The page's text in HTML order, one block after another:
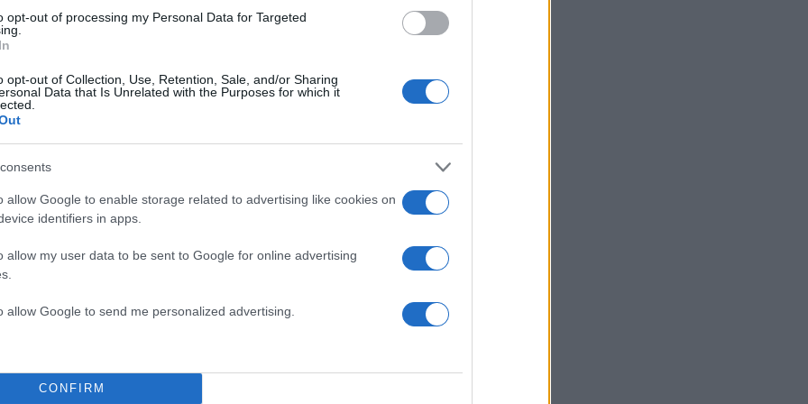
opt-out of processing my Personal Data for Targeted
opt-out of Collection, Use, Retention, Sale, and/or Sharing
Data that Is Unrelated with the Purposes for which it
allow Google to enable storage related to advertising like cookies on
identifiers in apps.
allow my user data to be sent to Google for online advertising
allow Google to send me personalized advertising.
CONFIRM
δύο επιχειρήσεις. Είναι επαγγελματίας οδηγός. Δεν είναι
άσχετος οδηγός. Απλώς του αρέσει η ταχύτητα. Του
σε αγώνες, τρέχει σε αγώνες», υπογράμμισε και